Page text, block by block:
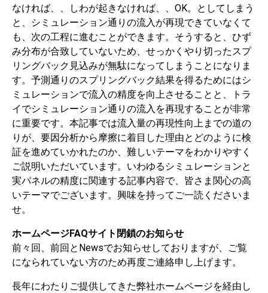
なければ、、しわが起きなければ、、OK。としてしまう
と、シミュレーション通りの流入が再現できていなくて
も、次の工程に進むことができます。そうすると、ひず
み分布が合致していないため、せっかくやり切ったスプ
リングバック見込みが無駄になってしまうことになりま
す。予測通りのスプリングバック結果を得るためにはシ
ミュレーションで流入の精度を向上させることと、トラ
イでシミュレーション通りの流入を再現することが非常
に重要です。本記事では流入量の再現性向上までの道の
りが、要因分析から摩擦に着目した理由とどのように検
証を進めていかれたのか、難しいテーマをわかりやすく
ご説明いただいています。いわゆるシミュレーションと
実パネルの精度に関連する記事内容で、皆さま関心の高
いテーマでございます。興味を持ってご一読くださいま
せ。
ホームページFAQサイト閉鎖のお知らせ
前々回、前回とNewsでお知らせしておりますが、ご覧
になられていない方のため再度ご連絡申し上げます。
長年にわたりご提供してきた弊社ホームページを経由し